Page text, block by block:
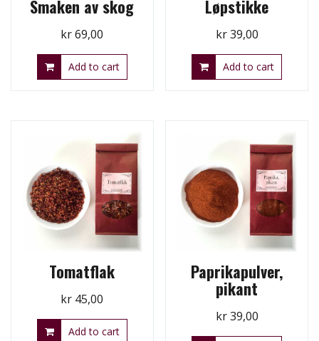
Smaken av skog
kr69,00
Add to cart
Løpstikke
kr39,00
Add to cart
Tomatflak
kr 45,00
Add to cart
Paprikapulver,
pikant
kr39,00